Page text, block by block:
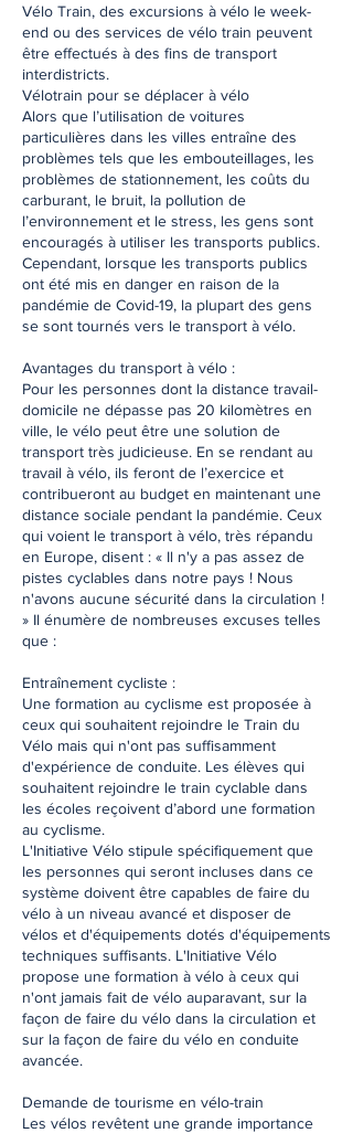
Vélo Train, des excursions à vélo le week-
end ou des services de vélo train peuvent
être effectués à des fins de transport
interdistricts.
Vélotrain pour se déplacer à vélo
Alors que l’utilisation de voitures
particulières dans les villes entraîne des
problèmes tels que les embouteillages, les
problèmes de stationnement, les coûts du
carburant, le bruit, la pollution de
l’environnement et le stress, les gens sont
encouragés à utiliser les transports publics.
Cependant, lorsque les transports publics
ont été mis en danger en raison de la
pandémie de Covid-19, la plupart des gens
se sont tournés vers le transport à vélo.
Avantages du transport à vélo :
Pour les personnes dont la distance travail-
domicile ne dépasse pas 20 kilomètres en
ville, le vélo peut être une solution de
transport très judicieuse. En se rendant au
travail à vélo, ils feront de l’exercice et
contribueront au budget en maintenant une
distance sociale pendant la pandémie. Ceux
qui voient le transport à vélo, très répandu
en Europe, disent : « Il n'y a pas assez de
pistes cyclables dans notre pays ! Nous
n'avons aucune sécurité dans la circulation !
» Il énumère de nombreuses excuses telles
que :
Entraînement cycliste :
Une formation au cyclisme est proposée à
ceux qui souhaitent rejoindre le Train du
Vélo mais qui n'ont pas suffisamment
d'expérience de conduite. Les élèves qui
souhaitent rejoindre le train cyclable dans
les écoles reçoivent d’abord une formation
au cyclisme.
L'Initiative Vélo stipule spécifiquement que
les personnes qui seront incluses dans ce
système doivent être capables de faire du
vélo à un niveau avancé et disposer de
vélos et d'équipements dotés d'équipements
techniques suffisants. L'Initiative Vélo
propose une formation à vélo à ceux qui
n'ont jamais fait de vélo auparavant, sur la
façon de faire du vélo dans la circulation et
sur la façon de faire du vélo en conduite
avancée.
Demande de tourisme en vélo-train
Les vélos revêtent une grande importance